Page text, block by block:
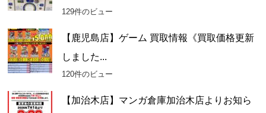
129件のビュー
【鹿児島店】ゲーム 買取情報《買取価格更新
しました...
120件のビュー
【加治木店】マンガ倉庫加治木店よりお知ら